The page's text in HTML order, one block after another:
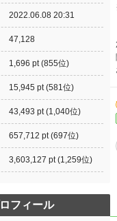
2022.06.08 20:31
47,128
1,696 pt (855位)
15,945 pt (581位)
43,493 pt (1,040位)
657,712 pt (697位)
3,603,127 pt (1,259位)
フィール